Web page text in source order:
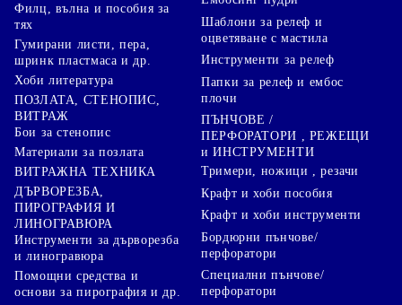
Филц, вълна и пособия за
тях
Гумирани листи, пера,
шринк пластмаса и др.
Хоби литература
ПОЗЛАТА, СТЕНОПИС,
ВИТРАЖ
Бои за стенопис
Материали за позлата
ВИТРАЖНА ТЕХНИКА
ДЪРВОРЕЗБА,
ПИРОГРАФИЯ И
ЛИНОГРАВЮРА
Инструменти за дърворезба
и линогравюра
Помощни средства и
основи за пирография и др.
Шаблони за релеф и
оцветяване с мастила
Инструменти за релеф
Папки за релеф и ембос
плочи
ПЪНЧОВЕ /
ПЕРФОРАТОРИ , РЕЖЕЩИ
и ИНСТРУМЕНТИ
Тримери, ножици , резачи
Крафт и хоби пособия
Крафт и хоби инструменти
Бордюрни пънчове/
перфоратори
Специални пънчове/
перфоратори